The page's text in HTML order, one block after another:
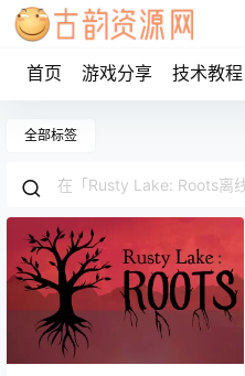
首页 游戏分享 技术教程
全部标签